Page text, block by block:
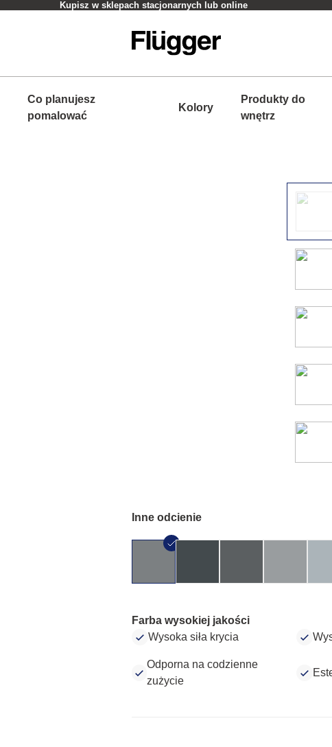
Kupisz w sklepach stacjonarnych lub online
Co planujesz
pomalować
Kolory
Produkty do
wnętrz
Inne odcienie
Farba wysokiej jakości
Wysoka siła krycia
Odporna na codzienne
zużycie